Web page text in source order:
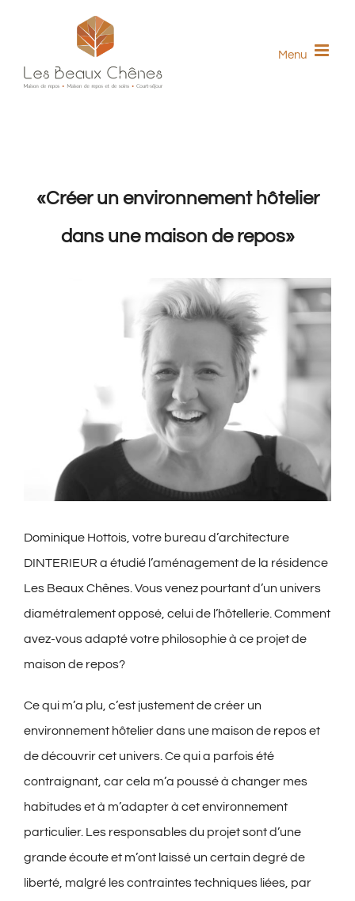
Menu
«Créer un environnement hôtelier
dans une maison de repos»
Dominique Hottois, votre bureau d’architecture
DINTERIEUR a étudié l’aménagement de la résidence
Les Beaux Chênes. Vous venez pourtant d’un univers
diamétralement opposé, celui de l’hôtellerie. Comment
avez-vous adapté votre philosophie à ce projet de
maison de repos?
Ce qui m’a plu, c’est justement de créer un
environnement hôtelier dans une maison de repos et
de découvrir cet univers. Ce qui a parfois été
contraignant, car cela m’a poussé à changer mes
habitudes et à m’adapter à cet environnement
particulier. Les responsables du projet sont d’une
grande écoute et m’ont laissé un certain degré de
liberté, malgré les contraintes techniques liées, par